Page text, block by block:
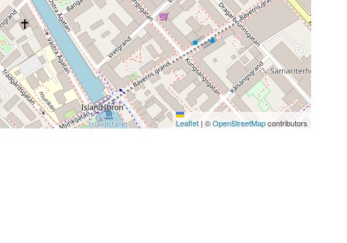
Leaflet |©OpenStreetMapcontributors